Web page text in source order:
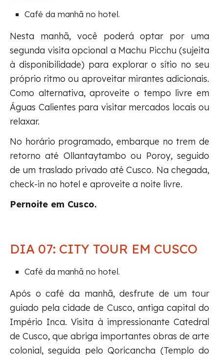
Café da manhã no hotel.
Nesta manhã, você poderá optar por uma
segunda visita opcional a Machu Picchu (sujeita
à disponibilidade) para explorar o sítio no seu
próprio ritmo ou aproveitar mirantes adicionais.
Como alternativa, aproveite o tempo livre em
Águas Calientes para visitar mercados locais ou
relaxar.
No horário programado, embarque no trem de
retorno até Ollantaytambo ou Poroy, seguido
de um traslado privado até Cusco. Na chegada,
check-in no hotel e aproveite a noite livre.
Pernoite em Cusco.
DIA 07: CITY TOUR EM CUSCO
Café da manhã no hotel.
Após o café da manhã, desfrute de um tour
guiado pela cidade de Cusco, antiga capital do
Império Inca. Visita à impressionante Catedral
de Cusco, que abriga importantes obras de arte
colonial, seguida pelo Qoricancha (Templo do